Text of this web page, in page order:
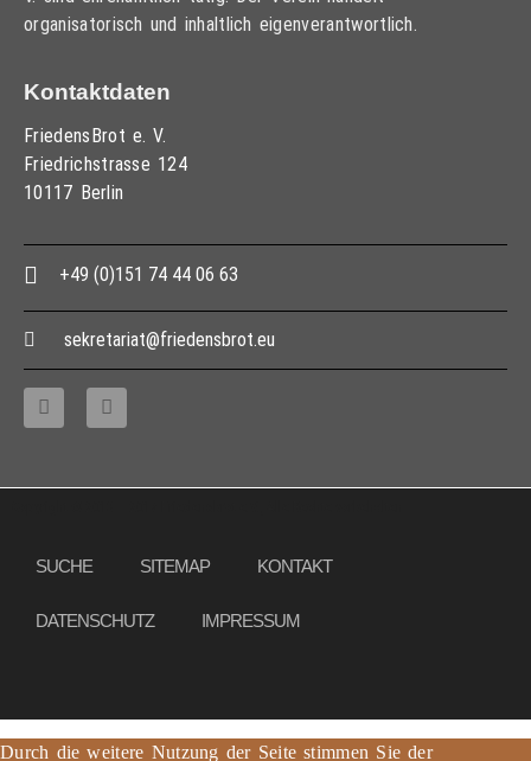
organisatorisch und inhaltlich eigenverantwortlich.
Kontaktdaten
FriedensBrot e. V.
Friedrichstrasse 124
10117 Berlin
+49 (0)151 74 44 06 63
sekretariat@friedensbrot.eu
SUCHE SITEMAP KONTAKT
DATENSCHUTZ IMPRESSUM
Durch die weitere Nutzung der Seite stimmen Sie der